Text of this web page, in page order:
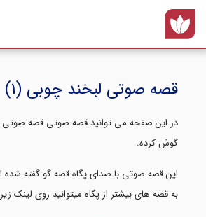
قصه صوتی لبخند چوبی (۱)
گوش کرده.
این قصه صوتی با صدای پگاه قصه گو گفته
به قصه های بیشتر از پگاه میتوانید روی لینک